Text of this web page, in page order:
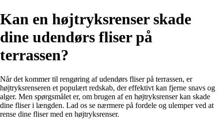
Kan en højtryksrenser skade
dine udendørs fliser på
terrassen?
Når det kommer til rengøring af udendørs fliser på terrassen, er
højtryksrenseren et populært redskab, der effektivt kan fjerne snavs og
alger. Men spørgsmålet er, om brugen af en højtryksrenser kan skade
dine fliser i længden. Lad os se nærmere på fordele og ulemper ved at
rense dine fliser med en højtryksrenser.